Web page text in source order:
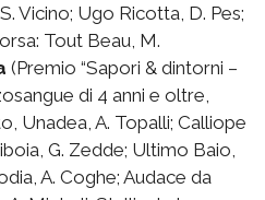
Vicino; Ugo Ricotta, D. Pes;
Tout Beau, M.
(Premio “Sapori & dintorni –
di 4 anni e oltre,
Unadea, A. Topalli; Calliope
G. Zedde; Ultimo Baio,
A. Coghe; Audace da